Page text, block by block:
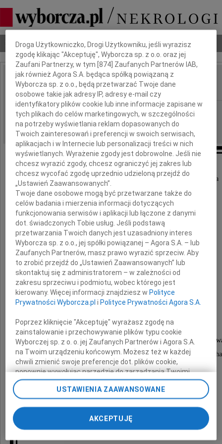
Nekrologi Odeszli Poradnik pogrzebowy
IMIĘ I NAZWISKO: Barbara Irzykowska
REGION: Częstochowa
DATA EMISJI: 27.02.2015
Z głębokim żalem zawiadamiamy,
że 24 lutego 2015 roku zmarła nasza Kuzynka
Barbara Irzykowska
lekarz laryngolog
zawsze serdeczna dla rodziny i przyjaciół,
troskliwa dla pacjentów
28 lutego 2015 roku o godzinie 12.00
w kościele pw. Matki Boskiej Zwycięskiej przy ul.
po czym nastąpi pogrzeb na cmentarzu św.
Basiu, bardzo będzie nam Ciebie brakowało!
Dbamy o Twoją prywatność
Droga Użytkowniczko, Drogi Użytkowniku, jeśli wyrazisz
zgodę klikając "Akceptuję", Wyborcza sp. z o.o. oraz jej
Zaufani Partnerzy, w tym [874 ] Zaufanych Partnerów IAB,
jak również Agora S.A. będąca spółką powiązaną z
Wyborcza sp. z o.o., będą przetwarzać Twoje dane
osobowe takie jak adresy IP, adresy e-mail czy
identyfikatory plików cookie lub inne informacje zapisane w
tych plikach do celów marketingowych, w szczególności
na potrzeby wyświetlania reklam dopasowanych do
Twoich zainteresowań i preferencji w swoich serwisach,
aplikacjach i w Internecie lub personalizacji treści w nich
wyświetlanych. Wyrażenie zgody jest dobrowolne. Jeśli nie
chcesz wyrazić zgody, chcesz ograniczyć jej zakres lub
chcesz wycofać zgodę uprzednio udzieloną przejdź do
„Ustawień Zaawansowanych”.
Twoje dane osobowe mogą być przetwarzane także do
celów badania i mierzenia informacji dotyczących
funkcjonowania serwisów i aplikacji lub łączone z danymi
dot. świadczonych Tobie usług. Jeśli podstawą
przetwarzania Twoich danych jest uzasadniony interes
Wyborcza sp. z o.o., jej spółki powiązanej – Agora S.A. – lub
Zaufanych Partnerów, masz prawo wyrazić sprzeciw. Aby
to zrobić przejdź do „Ustawień Zaawansowanych” lub
skontaktuj się z administratorem – w zależności od
zakresu sprzeciwu i podmiotu, wobec którego jest
kierowany. Więcej informacji znajdziesz w Polityce
Prywatności Wyborcza.pl i Polityce Prywatności Agora S.A.
Poprzez kliknięcie "Akceptuję" wyrażasz zgodę na
zainstalowanie i przechowywanie plików typu cookie
Wyborczej sp. z o. o. jej Zaufanych Partnerów i Agora S.A.
na Twoim urządzeniu końcowym. Możesz też w każdej
chwili zmienić swoje preferencje dot. plików cookie,
ponownie wywołując narzędzie do zarządzania Twoimi
preferencjami dot. przetwarzania danych poprzez
odnośnik „Ustawienia prywatności” w stopce serwisu i
przechodząc do sekcji „Ustawienia zaawansowane”.
Zmiana ustawień plików cookie możliwa jest także za
pomocą ustawień przeglądarki.
My, nasi Zaufani Partnerzy i Agora S.A. możemy
USTAWIENIA ZAAWANSOWANE
AKCEPTUJĘ